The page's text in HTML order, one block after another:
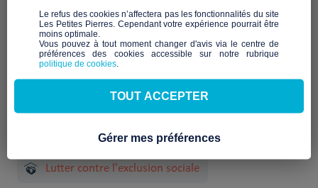
1 Projet(s) réalisé(s)
Lutter contre l'exclusion sociale
​Le refus des cookies n’affectera pas les fonctionnalités du site
Les Petites Pierres. Cependant votre expérience pourrait être
moins optimale.​
Vous pouvez à tout moment changer d'avis via le centre de
préférences des cookies accessible sur notre rubrique
politique de cookies
TOUT ACCEPTER
Gérer mes préférences